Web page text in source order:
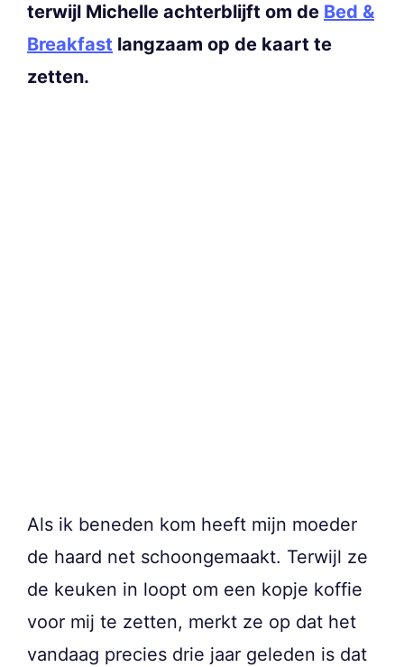
terwijl Michelle achterblijft om de Bed &
Breakfast langzaam op de kaart te
zetten.
Als ik beneden kom heeft mijn moeder
de haard net schoongemaakt. Terwijl ze
de keuken in loopt om een kopje koffie
voor mij te zetten, merkt ze op dat het
vandaag precies drie jaar geleden is dat